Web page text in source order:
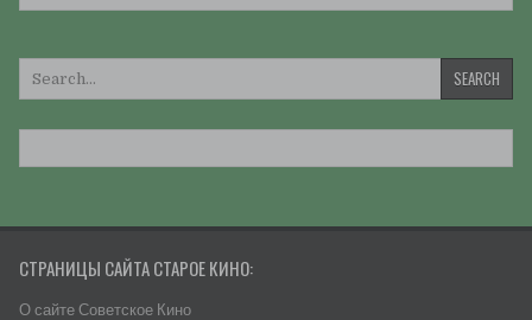
СТРАНИЦЫ САЙТА СТАРОЕ КИНО:
О сайте Советское Кино